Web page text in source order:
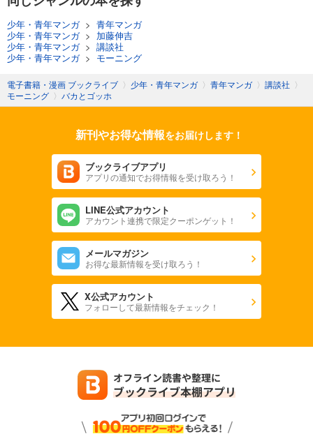
少年・青年マンガ> 青年マンガ
少年・青年マンガ> 加藤伸吉
少年・青年マンガ> 講談社
少年・青年マンガ> モーニング
電子書籍・漫画 ブックライブ 〉 少年・青年マンガ 〉 青年マンガ 〉 講談社 〉
モーニング 〉 バカとゴッホ
新刊やお得な情報をお届けします！
ブックライブアプリ
アプリの通知でお得情報を受け取ろう！
LINE公式アカウント
アカウント連携で限定クーポンゲット！
メールマガジン
お得な最新情報を受け取ろう！
X公式アカウント
フォローして最新情報をチェック！